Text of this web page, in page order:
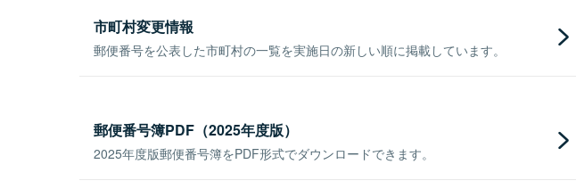
市町村変更情報
郵便番号を公表した市町村の一覧を実施日の新しい順に掲載しています。
郵便番号簿PDF（2025年度版）
2025年度版郵便番号簿をPDF形式でダウンロードできます。